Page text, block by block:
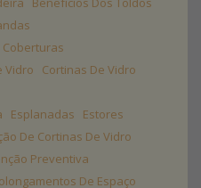
Coberturas
Vidro
Cortinas De Vidro
Esplanadas
Estores
De Cortinas De Vidro
Preventiva
De Espaço